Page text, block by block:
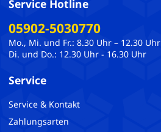
Service Hotline
05902-5030770
Mo., Mi. und Fr.: 8.30 Uhr – 12.30 Uhr
Di. und Do.: 12.30 Uhr - 16.30 Uhr
Service
Service & Kontakt
Zahlungsarten